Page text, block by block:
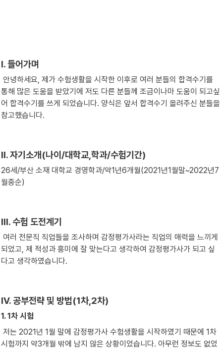
Ⅰ. 들어가며
통해 많은 도움을 받았기에 저도 다른 분들께 조금이나마 도움이 되고싶
어 합격수기를 쓰게 되었습니다. 양식은 앞서 합격수기 올려주신 분들을
참고했습니다.
Ⅱ. 자기소개(나이/대학교,학과/수험기간)
26세/부산 소재 대학교 경영학과/약1년6개월(2021년1월말~2022년7
월중순)
Ⅲ. 수험 도전계기
되었고, 제 적성과 흥미에 잘 맞는다고 생각하여 감정평가사가 되고 싶
다고 생각하였습니다.
Ⅳ. 공부전략 및 방법(1차,2차)
1. 1차 시험
시험까지 약3개월 밖에 남지 않은 상황이었습니다. 아무런 정보도 없었